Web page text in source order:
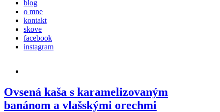
blog
o mne
kontakt
skove
facebook
instagram
Ovsená kaša s karamelizovaným
banánom a vlašskými orechmi